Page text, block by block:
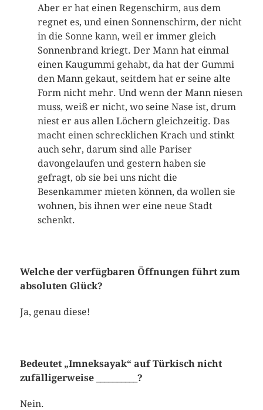
Aber er hat einen Regenschirm, aus dem
regnet es, und einen Sonnenschirm, der nicht
in die Sonne kann, weil er immer gleich
Sonnenbrand kriegt. Der Mann hat einmal
einen Kaugummi gehabt, da hat der Gummi
den Mann gekaut, seitdem hat er seine alte
Form nicht mehr. Und wenn der Mann niesen
muss, weiß er nicht, wo seine Nase ist, drum
niest er aus allen Löchern gleichzeitig. Das
macht einen schrecklichen Krach und stinkt
auch sehr, darum sind alle Pariser
davongelaufen und gestern haben sie
gefragt, ob sie bei uns nicht die
Besenkammer mieten können, da wollen sie
wohnen, bis ihnen wer eine neue Stadt
schenkt.
Welche der verfügbaren Öffnungen führt zum
absoluten Glück?
Ja, genau diese!
Bedeutet „Imneksayak“ auf Türkisch nicht
zufälligerweise __________?
Nein.